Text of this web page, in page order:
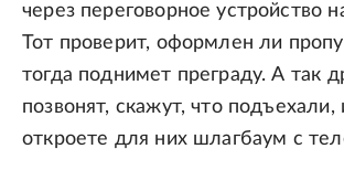
через переговорное устройство
Тот проверит, оформлен ли
тогда поднимет преграду. А так
позвонят, скажут, что подъехали,
откроете для них шлагбаум с